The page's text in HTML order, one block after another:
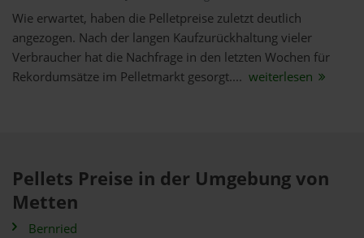
Wie erwartet, haben die Pelletpreise zuletzt deutlich
angezogen. Nach der langen Kaufzurückhaltung vieler
Verbraucher hat die Nachfrage in den letzten Wochen für
Rekordumsätze im Pelletmarkt gesorgt.... weiterlesen
Pellets Preise in der Umgebung von
Metten
Bernried